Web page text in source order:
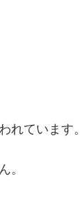
れています。
。